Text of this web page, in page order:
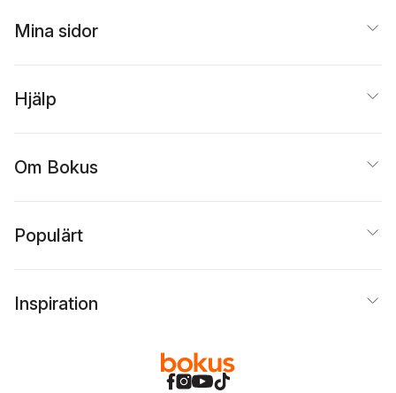
Mina sidor
Hjälp
Om Bokus
Populärt
Inspiration